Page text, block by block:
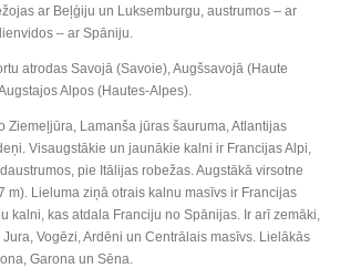
ar Beļģiju un Luksemburgu, austrumos – ar
– ar Spāniju.
atrodas Savojā (Savoie), Augšsavojā (Haute
Alpos (Hautes-Alpes).
Ziemeļjūra, Lamanša jūras šauruma, Atlantijas
Visaugstākie un jaunākie kalni ir Francijas Alpi,
pie Itālijas robežas. Augstākā virsotne
m). Lieluma ziņā otrais kalnu masīvs ir Francijas
kalni, kas atdala Franciju no Spānijas. Ir arī zemāki,
Vogēzi, Ardēni un Centrālais masīvs. Lielākās
Garona un Sēna.